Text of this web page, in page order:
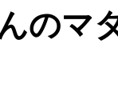
のマ